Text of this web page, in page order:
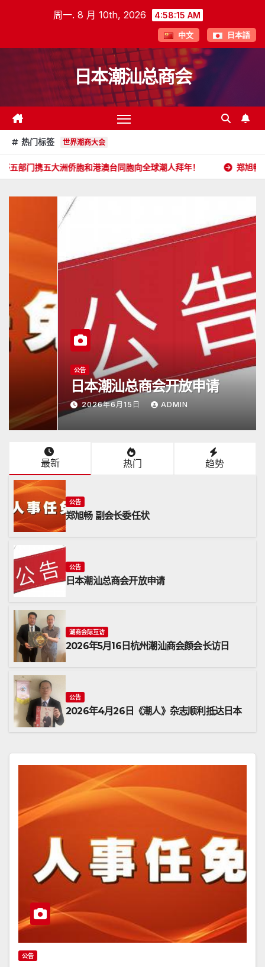
周一. 8 月 10th, 2026 4:58:16 AM
中文 日本語
日本潮汕总商会
热门标签 世界潮商大会
胞和港澳台同胞向全球潮人拜年！ 郑旭畅 副会长委任状
日本潮汕总商会开放申请
2026年6月15日 ADMIN
最新 热门 趋势
公告
郑旭畅 副会长委任状
公告
日本潮汕总商会开放申请
潮商会际互访
2026年5月16日杭州潮汕商会颜会长访日
公告
2026年4月26日《潮人》杂志顺利抵达日本
公告